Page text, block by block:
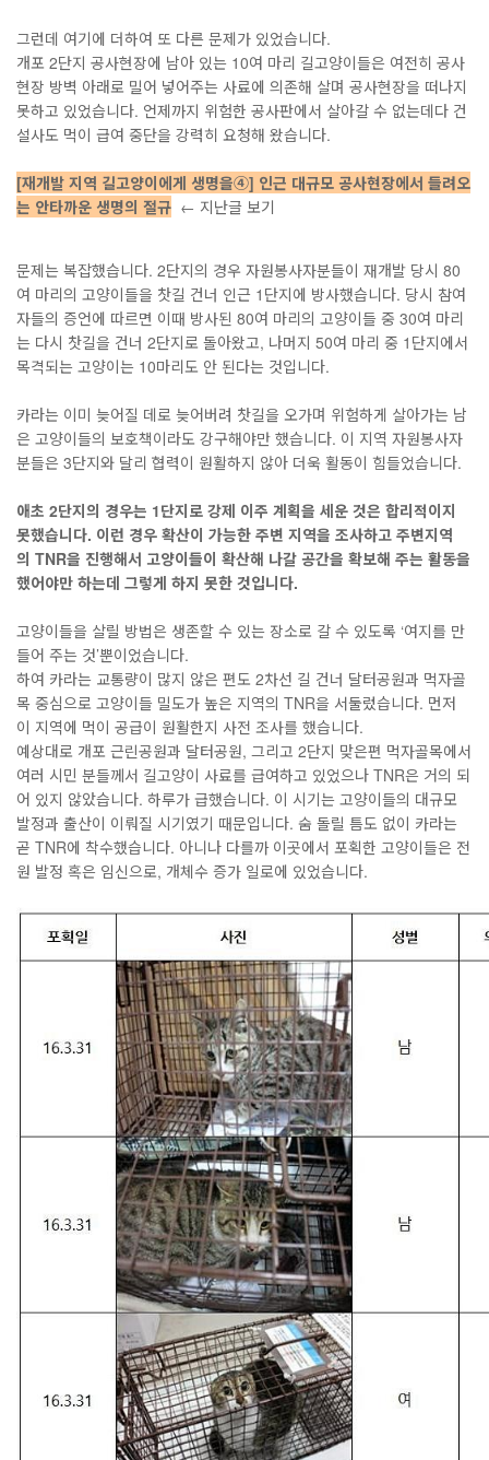
그런데 여기에 더하여 또 다른 문제가 있었습니다.
개포 2단지 공사현장에 남아 있는 10여 마리 길고양이들은 여전히 공사
현장 방벽 아래로 밀어 넣어주는 사료에 의존해 살며 공사현장을 떠나지
못하고 있었습니다. 언제까지 위험한 공사판에서 살아갈 수 없는데다 건
설사도 먹이 급여 중단을 강력히 요청해 왔습니다.
[재개발 지역 길고양이에게 생명을④] 인근 대규모 공사현장에서 들려오
는 안타까운 생명의 절규 ← 지난글 보기
문제는 복잡했습니다. 2단지의 경우 자원봉사자분들이 재개발 당시 80
여 마리의 고양이들을 찻길 건너 인근 1단지에 방사했습니다. 당시 참여
자들의 증언에 따르면 이때 방사된 80여 마리의 고양이들 중 30여 마리
는 다시 찻길을 건너 2단지로 돌아왔고, 나머지 50여 마리 중 1단지에서
목격되는 고양이는 10마리도 안 된다는 것입니다.
카라는 이미 늦어질 데로 늦어버려 찻길을 오가며 위험하게 살아가는 남
은 고양이들의 보호책이라도 강구해야만 했습니다. 이 지역 자원봉사자
분들은 3단지와 달리 협력이 원활하지 않아 더욱 활동이 힘들었습니다.
애초 2단지의 경우는 1단지로 강제 이주 계획을 세운 것은 합리적이지
못했습니다. 이런 경우 확산이 가능한 주변 지역을 조사하고 주변지역
의 TNR을 진행해서 고양이들이 확산해 나갈 공간을 확보해 주는 활동을
했어야만 하는데 그렇게 하지 못한 것입니다.
고양이들을 살릴 방법은 생존할 수 있는 장소로 갈 수 있도록 ‘여지를 만
들어 주는 것’뿐이었습니다.
하여 카라는 교통량이 많지 않은 편도 2차선 길 건너 달터공원과 먹자골
목 중심으로 고양이들 밀도가 높은 지역의 TNR을 서둘렀습니다. 먼저
이 지역에 먹이 공급이 원활한지 사전 조사를 했습니다.
예상대로 개포 근린공원과 달터공원, 그리고 2단지 맞은편 먹자골목에서
여러 시민 분들께서 길고양이 사료를 급여하고 있었으나 TNR은 거의 되
어 있지 않았습니다. 하루가 급했습니다. 이 시기는 고양이들의 대규모
발정과 출산이 이뤄질 시기였기 때문입니다. 숨 돌릴 틈도 없이 카라는
곧 TNR에 착수했습니다. 아니나 다를까 이곳에서 포획한 고양이들은 전
원 발정 혹은 임신으로, 개체수 증가 일로에 있었습니다.